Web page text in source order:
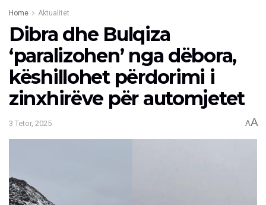
Home Aktualitet
Dibra dhe Bulqiza
‘paralizohen’ nga dëbora,
këshillohet përdorimi i
zinxhirëve për automjetet
3 Tetor, 2025 AA